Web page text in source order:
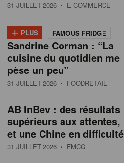
31 JUILLET 2026 • E-COMMERCE
+ PLUS FAMOUS FRIDGE
Sandrine Corman : “La
cuisine du quotidien me
pèse un peu”
31 JUILLET 2026 • FOODRETAIL
AB InBev : des résultats
supérieurs aux attentes,
et une Chine en difficulté
31 JUILLET 2026 • FMCG